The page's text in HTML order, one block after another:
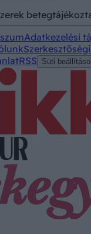
Adatkezelési
Szerkesztőségi
RSS Süti